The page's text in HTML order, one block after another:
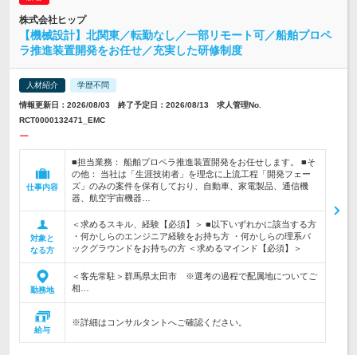
株式会社ヒップ
【機械設計】北関東／転勤なし／一部リモート可／船舶プロペ
ラ推進装置開発をお任せ／充実した研修制度
人材紹介 学歴不問
情報更新日：2026/08/03 終了予定日：2026/08/13 求人管理No.
RCT0000132471_EMC
ー
仕事内容
■担当業務： 船舶プロペラ推進装置開発をお任せします。 ■そ
の他： 当社は「生涯技術者」を理念に上流工程「開発フェー
ズ」のみの案件を保有しており、自動車、家電製品、通信機
器、航空宇宙機器…
対象と
なる方
＜求めるスキル、経験【必須】＞ ■以下いずれかに該当する方
・何かしらのエンジニア経験をお持ち方 ・何かしらの理系バ
ックグラウンドをお持ちの方 ＜求めるマインド【必須】＞
勤務地
＜客先常駐＞群馬県太田市 ※選考の過程で配属地についてご
相…
給与
※詳細はコンサルタントへご確認ください。